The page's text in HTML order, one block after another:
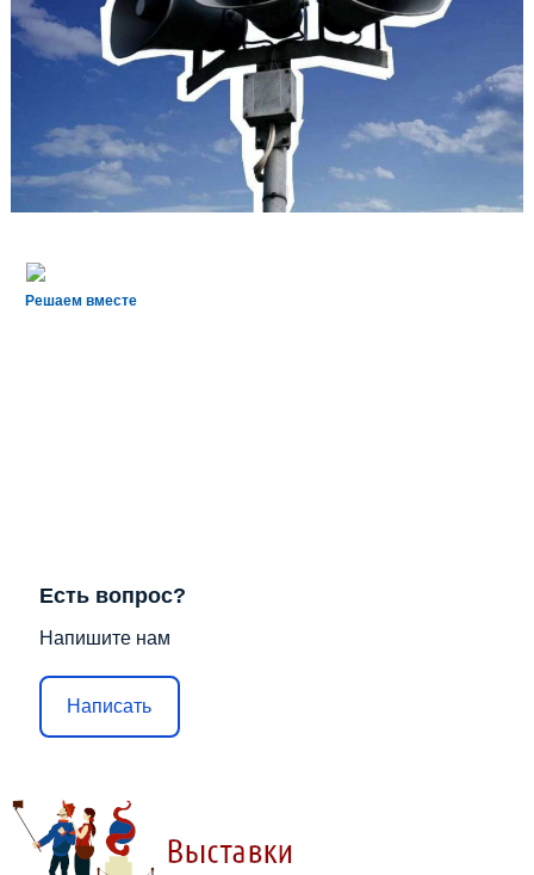
Решаем вместе
Есть вопрос?
Напишите нам
Написать